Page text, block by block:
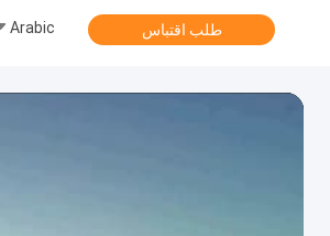
Arabic طلب اقتباس